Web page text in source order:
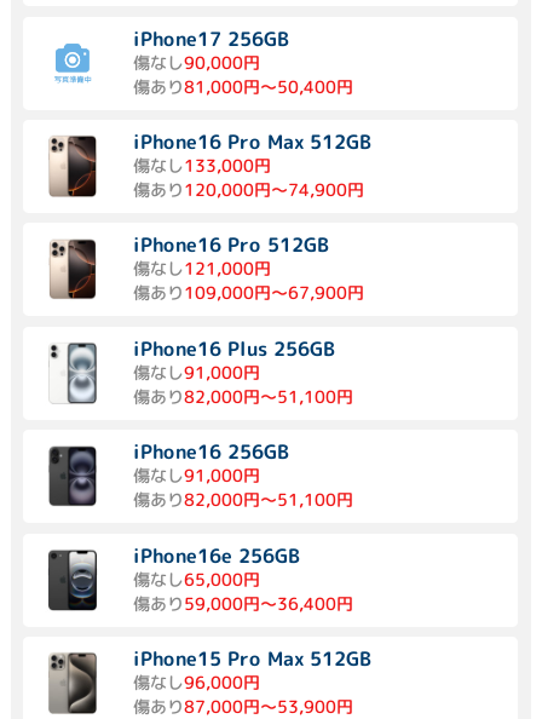
iPhone17 256GB
傷なし90,000円
傷あり81,000円～50,400円
iPhone16 Pro Max 512GB
傷なし133,000円
傷あり120,000円～74,900円
iPhone16 Pro 512GB
傷なし121,000円
傷あり109,000円～67,900円
iPhone16 Plus 256GB
傷なし91,000円
傷あり82,000円～51,100円
iPhone16 256GB
傷なし91,000円
傷あり82,000円～51,100円
iPhone16e 256GB
傷なし65,000円
傷あり59,000円～36,400円
iPhone15 Pro Max 512GB
傷なし96,000円
傷あり87,000円～53,900円